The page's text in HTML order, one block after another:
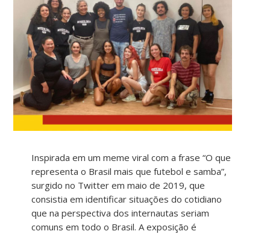
Inspirada em um meme viral com a frase “O que
representa o Brasil mais que futebol e samba”,
surgido no Twitter em maio de 2019, que
consistia em identificar situações do cotidiano
que na perspectiva dos internautas seriam
comuns em todo o Brasil. A exposição é